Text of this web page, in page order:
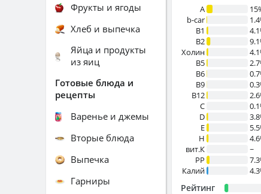
A
b-car
В1
B2
Холин
B5
B6
B9
B12
C
D
E
H
вит.К
~
PP
Калий
Рейтинг
Фрукты и ягоды
Хлеб и выпечка
Яйца и продукты
из яиц
Готовые блюда и
рецепты
Варенье и джемы
Вторые блюда
Выпечка
Гарниры